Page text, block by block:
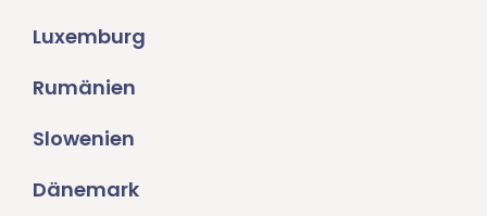
Luxemburg
Rumänien
Slowenien
Dänemark